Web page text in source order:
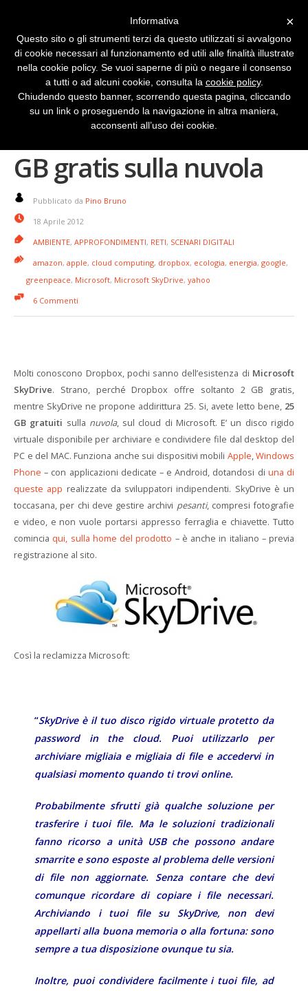
SkyDrive Microsoft 25
GB gratis sulla nuvola
Pubblicato da Pino Bruno
18 Aprile 2012
AMBIENTE, APPROFONDIMENTI, RETI, SCENARI DIGITALI
amazon, apple, cloud computing, dropbox, ecologia, energia, google,
greenpeace, Microsoft, Microsoft SkyDrive, yahoo
6 Commenti
Molti conoscono Dropbox, pochi sanno dell’esistenza di Microsoft
SkyDrive. Strano, perché Dropbox offre soltanto 2 GB gratis,
mentre SkyDrive ne propone addirittura 25. Si, avete letto bene, 25
GB gratuiti sulla nuvola, sul cloud di Microsoft. E’ un disco rigido
virtuale disponibile per archiviare e condividere file dal desktop del
PC e del MAC. Funziona anche sui dispositivi mobili Apple,Windows
Phone – con applicazioni dedicate – e Android, dotandosi di una di
queste app realizzate da sviluppatori indipendenti. SkyDrive è un
toccasana, per chi deve gestire archivi pesanti, compresi fotografie
e video, e non vuole portarsi appresso ferraglia e chiavette. Tutto
comincia qui, sulla home del prodotto – è anche in italiano – previa
registrazione al sito.
Così la reclamizza Microsoft:
“SkyDrive è il tuo disco rigido virtuale protetto da
password in the cloud. Puoi utilizzarlo per
archiviare migliaia e migliaia di file e accedervi in
qualsiasi momento quando ti trovi online.
Probabilmente sfrutti già qualche soluzione per
trasferire i tuoi file. Ma le soluzioni tradizionali
fanno ricorso a unità USB che possono andare
smarrite e sono esposte al problema delle versioni
di file non aggiornate. Senza contare che devi
comunque ricordare di copiare i file necessari.
Archiviando i tuoi file su SkyDrive, non devi
appellarti alla buona memoria o alla fortuna: sono
sempre a tua disposizione ovunque tu sia.
Inoltre, puoi condividere facilmente i tuoi file, ad
×
Informativa
Questo sito o gli strumenti terzi da questo utilizzati si avvalgono
di cookie necessari al funzionamento ed utili alle finalità illustrate
nella cookie policy. Se vuoi saperne di più o negare il consenso
a tutti o ad alcuni cookie, consulta la cookie policy.
Chiudendo questo banner, scorrendo questa pagina, cliccando
su un link o proseguendo la navigazione in altra maniera,
acconsenti all’uso dei cookie.